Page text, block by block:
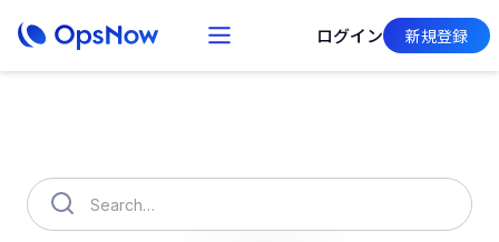
ログイン 新規登録